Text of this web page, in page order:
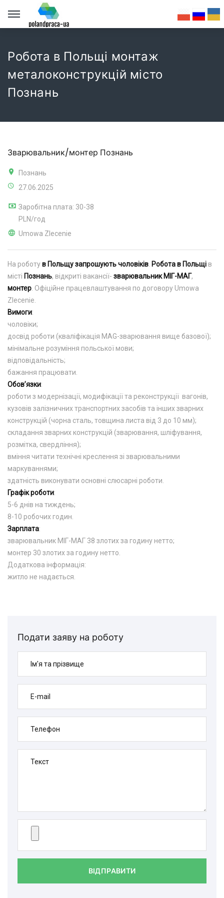
Робота в Польщі монтаж
металоконструкцій місто
Познань
Зварювальник/монтер Познань
Познань
27.06.2025
Заробітна плата: 30-38
PLN/год
Umowa Zlecenie
На роботув Польщу запрошують чоловіків Робота в Польщі в
місті Познань, відкриті вакансії- зварювальник МІГ-МАГ,
монтер . Офіційне працевлаштування по договору Umowa
Zlecenie.
Вимоги:
чоловіки;
досвід роботи (кваліфікація MAG-зварювання вище базової);
мінімальне розуміння польської мови;
відповідальність;
бажання працювати.
Обов’язки:
роботи з модернізації, модифікації та реконструкції вагонів,
кузовів залізничних транспортних засобів та інших зварних
конструкцій (чорна сталь, товщина листа від 3 до 10 мм);
складання зварних конструкцій (зварювання, шліфування,
розмітка, свердління);
вміння читати технічні креслення зі зварювальними
маркуваннями;
здатність виконувати основні слюсарні роботи.
Графік роботи:
5-6 днів на тиждень;
8-10 робочих годин.
Зарплата:
зварювальник МІГ-МАГ 38 злотих за годину нетто;
монтер 30 злотих за годину нетто.
Додаткова інформація:
житло не надається.
Подати заяву на роботу
Ім'я та прізвище
E-mail
Телефон
Текст
ВІДПРАВИТИ